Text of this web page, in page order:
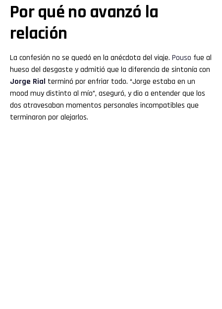
Por qué no avanzó la
relación
La confesión no se quedó en la anécdota del viaje. Pouso fue al
hueso del desgaste y admitió que la diferencia de sintonía con
Jorge Rial terminó por enfriar todo. “Jorge estaba en un
mood muy distinto al mío”, aseguró, y dio a entender que los
dos atravesaban momentos personales incompatibles que
terminaron por alejarlos.